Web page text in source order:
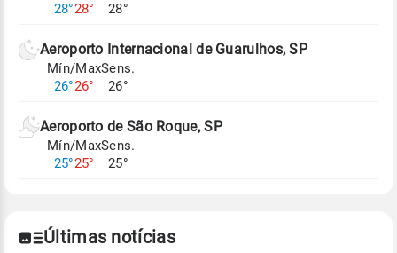
28°28°
28°
Aeroporto Internacional de Guarulhos, SP
Mín/Max
26°26°
Sens.
26°
Aeroporto de São Roque, SP
Mín/Max
25°25°
Sens.
25°
Últimas notícias